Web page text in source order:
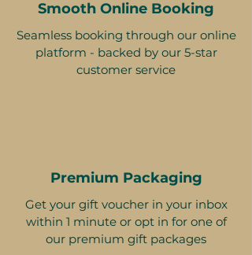
Smooth Online Booking
Seamless booking through our online
platform - backed by our 5-star
customer service
Premium Packaging
Get your gift voucher in your inbox
within 1 minute or opt in for one of
our premium gift packages